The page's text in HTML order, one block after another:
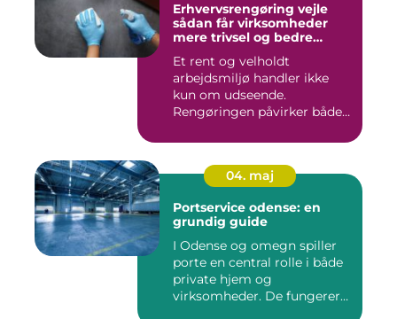
Erhvervsrengøring vejle
sådan får virksomheder
mere trivsel og bedre
Et rent og velholdt
arbejdsmiljø handler ikke
kun om udseende.
Rengøringen påvirker både
04. maj
Portservice odense: en
grundig guide
I Odense og omegn spiller
porte en central rolle i både
private hjem og
virksomheder. De fungerer